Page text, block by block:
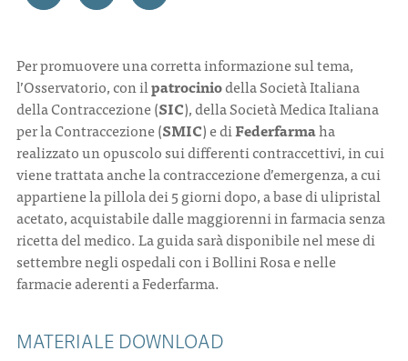
CONTATTI
ITA
Per promuovere una corretta informazione sul tema,
l’Osservatorio, con ilpatrociniodella Società Italiana
della Contraccezione (SIC), della Società Medica Italiana
per la Contraccezione (SMIC) e diFederfarmaha
realizzato un opuscolo sui differenti contraccettivi, in cui
viene trattata anche la contraccezione d’emergenza, a cui
appartiene la pillola dei 5 giorni dopo, a base di ulipristal
acetato, acquistabile dalle maggiorenni in farmacia senza
ricetta del medico. La guida sarà disponibile nel mese di
settembre negli ospedali con i Bollini Rosa e nelle
farmacie aderenti a Federfarma.
MATERIALE DOWNLOAD